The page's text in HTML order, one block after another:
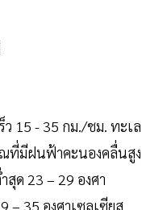
ว 15 - 35 กม./ชม. ทะเล
ณที่มีฝนฟ้าคะนองคลื่นสูง
สุด 23 – 29 องศา
– 35 องศาเซลเซียส